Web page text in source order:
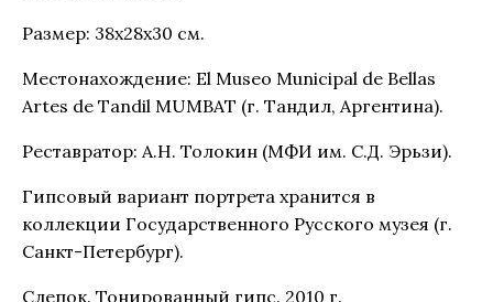
Размер: 38х28х30 см.
Местонахождение: El Museo Municipal de Bellas
Artes de Tandil MUMBAT (г. Тандил, Аргентина).
Реставратор: А.Н. Толокин (МФИ им. С.Д. Эрьзи).
Гипсовый вариант портрета хранится в
коллекции Государственного Русского музея (г.
Санкт-Петербург).
Слепок. Тонированный гипс. 2010 г.